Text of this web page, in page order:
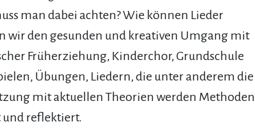
man dabei achten? Wie können Lieder
wir den gesunden und kreativen Umgang mit
Früherziehung, Kinderchor, Grundschule
Übungen, Liedern, die unter anderem die
mit aktuellen Theorien werden Methoden
und reflektiert.